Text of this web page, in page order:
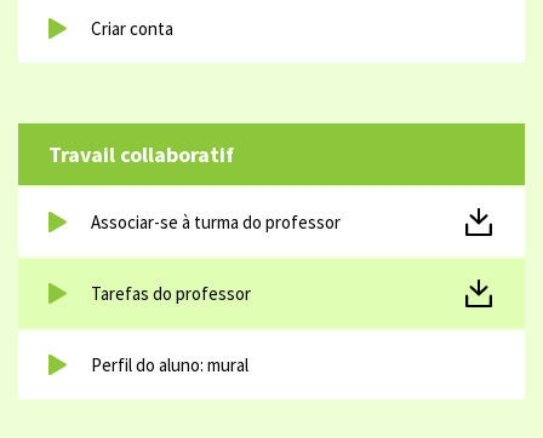
Criar conta
Travail collaboratif
Associar-se à turma do professor
Tarefas do professor
Perfil do aluno: mural